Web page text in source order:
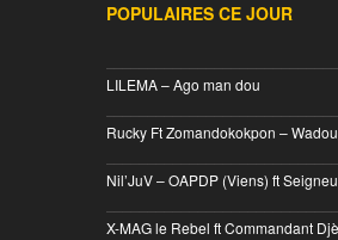
POPULAIRES CE JOUR
LILEMA – Ago man dou
Rucky Ft Zomandokokpon –
Nil’JuV – OAPDP (Viens) ft
X-MAG le Rebel ft Commandant